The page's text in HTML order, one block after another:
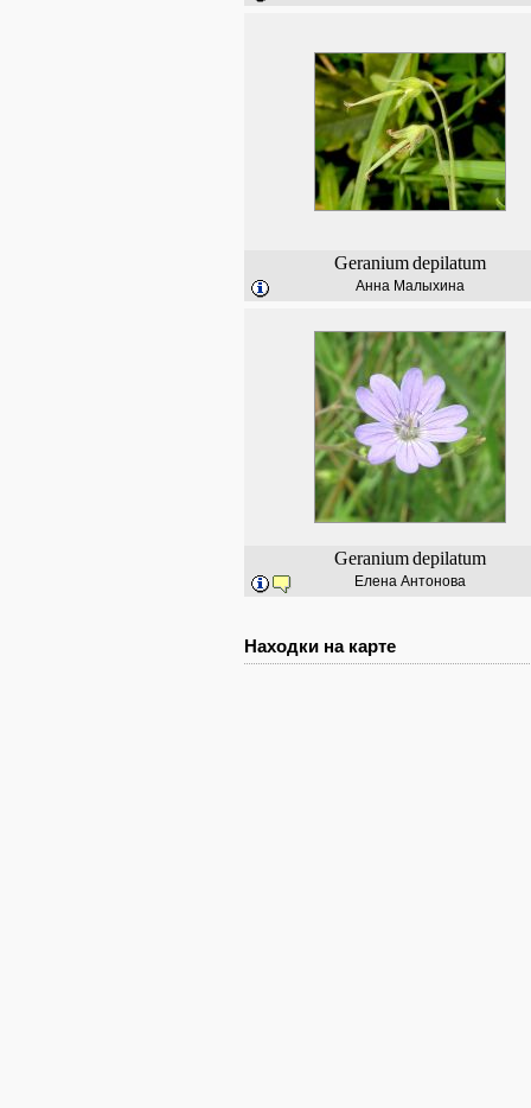
Geraniumdepilatum
Анна Малыхина
Geraniumdepilatum
Елена Антонова
Находки на карте